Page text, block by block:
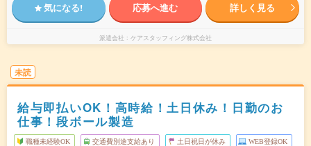
気になる! 応募へ進む 詳しく見る
派遣会社 ケアスタッフィング株式会社
未読
給与即払いOK！高時給！土日休み！日勤のお
仕事！段ボール製造
職種未経験OK 交通費別途支給あり 土日祝日が休み WEB登録OK